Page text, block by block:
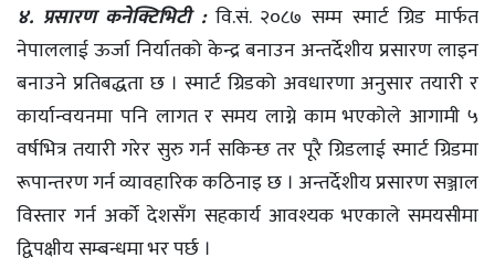
४. प्रसारण कनेक्टिभिटी :वि.सं. २०८७ सम्म स्मार्ट ग्रिड मार्फत
नेपाललाई ऊर्जा निर्यातको केन्द्र बनाउन अन्तर्देशीय प्रसारण लाइन
बनाउने प्रतिबद्धता छ । स्मार्ट ग्रिडको अवधारणा अनुसार तयारी र
कार्यान्वयनमा पनि लागत र समय लाग्ने काम भएकोले आगामी ५
वर्षभित्र तयारी गरेर सुरु गर्न सकिन्छ तर पूरै ग्रिडलाई स्मार्ट ग्रिडमा
रूपान्तरण गर्न व्यावहारिक कठिनाइ छ । अन्तर्देशीय प्रसारण सञ्जाल
विस्तार गर्न अर्को देशसँग सहकार्य आवश्यक भएकाले समयसीमा
द्विपक्षीय सम्बन्धमा भर पर्छ ।